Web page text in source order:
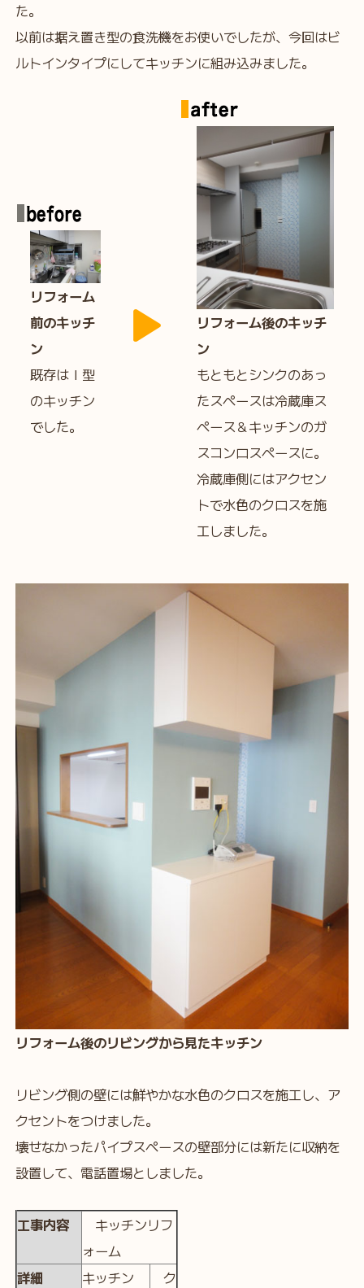
た。
以前は据え置き型の食洗機をお使いでしたが、今回はビ
ルトインタイプにしてキッチンに組み込みました。
リフォーム
前のキッチ
ン
既存はＩ型
のキッチン
でした。
リフォーム後のキッチ
ン
もともとシンクのあっ
たスペースは冷蔵庫ス
ペース＆キッチンのガ
スコンロスペースに。
冷蔵庫側にはアクセン
トで水色のクロスを施
工しました。
リフォーム後のリビングから見たキッチン
リビング側の壁には鮮やかな水色のクロスを施工し、ア
クセントをつけました。
壊せなかったパイプスペースの壁部分には新たに収納を
設置して、電話置場としました。
工事内容
キッチンリフ
ォーム
詳細
キッチン
ク